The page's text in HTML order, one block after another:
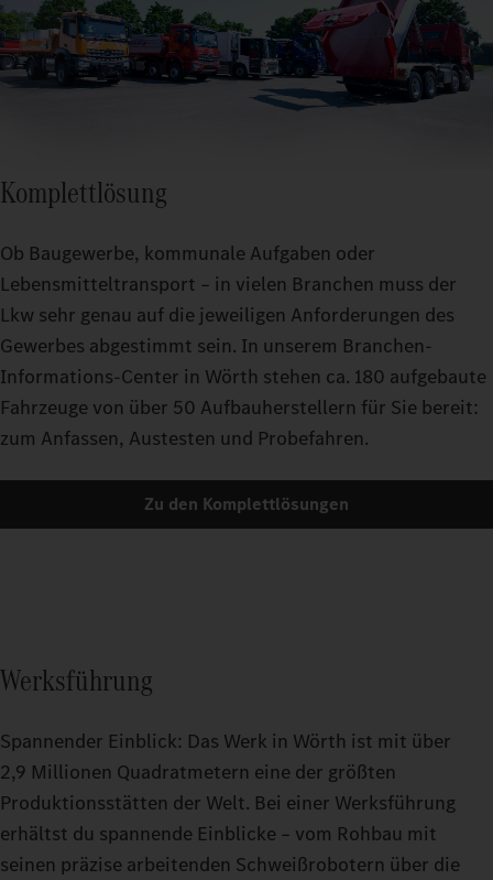
Komplettlösung
Ob Baugewerbe, kommunale Aufgaben oder
Lebensmitteltransport – in vielen Branchen muss der
Lkw sehr genau auf die jeweiligen Anforderungen des
Gewerbes abgestimmt sein. In unserem Branchen-
Informations-Center in Wörth stehen ca. 180 aufgebaute
Fahrzeuge von über 50 Aufbauherstellern für Sie bereit:
zum Anfassen, Austesten und Probefahren.
Zu den Komplettlösungen
Werksführung
Spannender Einblick: Das Werk in Wörth ist mit über
2,9 Millionen Quadratmetern eine der größten
Produktionsstätten der Welt. Bei einer Werksführung
erhältst du spannende Einblicke – vom Rohbau mit
seinen präzise arbeitenden Schweißrobotern über die